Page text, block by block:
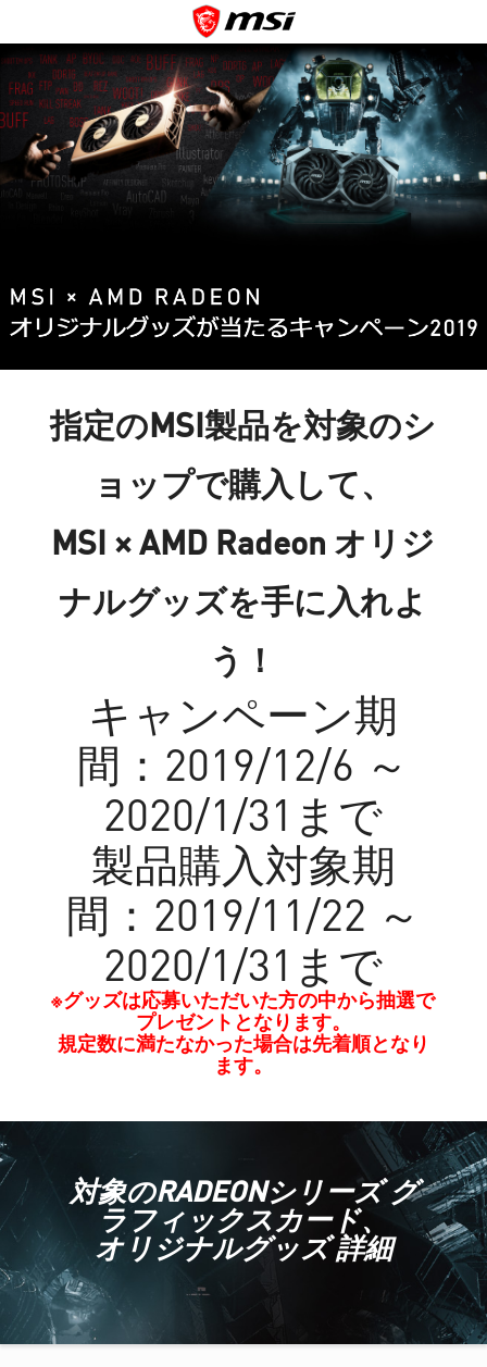
指定のMSI製品を対象のシ
ョップで購入して、
MSI × AMD Radeon オリジ
ナルグッズを手に入れよ
う！
キャンペーン期
間：2019/12/6 ～
2020/1/31まで
製品購入対象期
間：2019/11/22 ～
2020/1/31まで
※グッズは応募いただいた方の中から抽選で
プレゼントとなります。
規定数に満たなかった場合は先着順となり
ます。
対象のRADEONシリーズ グ
ラフィックスカード、
オリジナルグッズ 詳細